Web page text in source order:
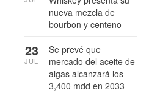
nueva mezcla de
bourbon y centeno
Se prevé que
mercado del aceite de
algas alcanzará los
3,400 mdd en 2033
23
JUL